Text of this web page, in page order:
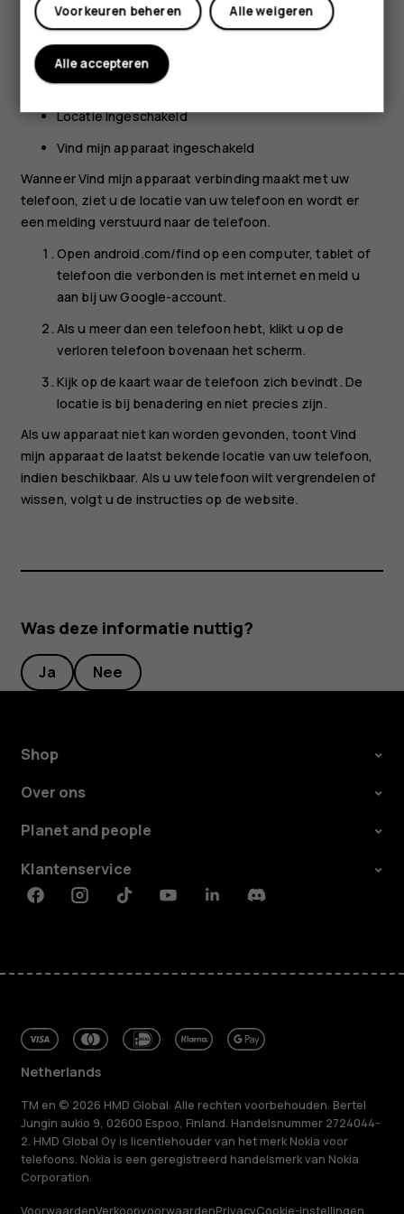
Ingelogd op een Google-account
Verbonden met mobiele data of wifi
Zichtbaar op Google Play
Locatie ingeschakeld
Vind mijn apparaat ingeschakeld
Wanneer Vind mijn apparaat verbinding maakt met uw
telefoon, ziet u de locatie van uw telefoon en wordt er
een melding verstuurd naar de telefoon.
Open android.com/find op een computer, tablet of
telefoon die verbonden is met internet en meld u
aan bij uw Google-account.
Als u meer dan een telefoon hebt, klikt u op de
verloren telefoon bovenaan het scherm.
Kijk op de kaart waar de telefoon zich bevindt. De
locatie is bij benadering en niet precies zijn.
Als uw apparaat niet kan worden gevonden, toont Vind
mijn apparaat de laatst bekende locatie van uw telefoon,
indien beschikbaar. Als u uw telefoon wilt vergrendelen of
wissen, volgt u de instructies op de website.
Was deze informatie nuttig?
Ja Nee
Shop
Over ons
Planet and people
Klantenservice
FacebookInstagramTiktokYoutubeLinkedinDiscord
Netherlands
TM en © 2026 HMD Global. Alle rechten voorbehouden. Bertel
Jungin aukio 9, 02600 Espoo, Finland. Handelsnummer 2724044-
2. HMD Global Oy is licentiehouder van het merk Nokia voor
telefoons. Nokia is een geregistreerd handelsmerk van Nokia
Corporation.
VoorwaardenVerkoopvoorwaardenPrivacyCookie-instellingen
Alle weigeren
Voorkeuren beheren
Alle accepteren